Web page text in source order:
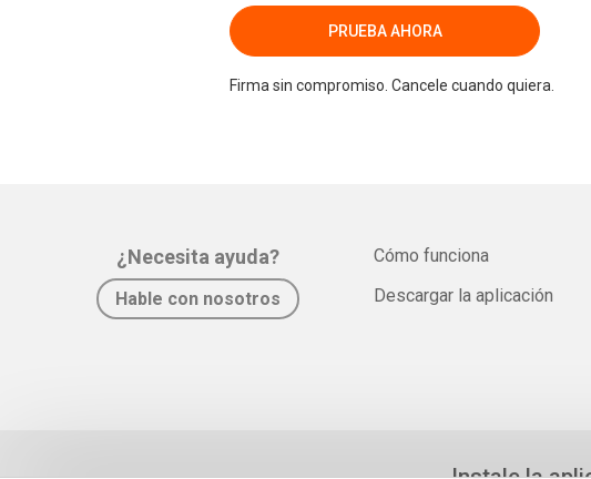
PRUEBA AHORA
Firma sin compromiso. Cancele cuando quiera.
¿Necesita ayuda?
Hable con nosotros
Cómo funciona
Descargar la aplicación